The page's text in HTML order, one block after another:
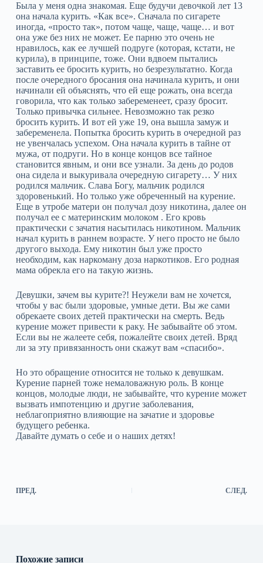
Была у меня одна знакомая. Еще будучи девочкой лет 13
она начала курить. «Как все». Сначала по сигарете
иногда, «просто так», потом чаще, чаще, чаще… и вот
она уже без них не может. Ее парню это очень не
нравилось, как ее лучшей подруге (которая, кстати, не
курила), в принципе, тоже. Они вдвоем пытались
заставить ее бросить курить, но безрезультатно. Когда
после очередного бросания она начинала курить, и они
начинали ей объяснять, что ей еще рожать, она всегда
говорила, что как только забеременеет, сразу бросит.
Только привычка сильнее. Невозможно так резко
бросить курить. И вот ей уже 19, она вышла замуж и
забеременела. Попытка бросить курить в очередной раз
не увенчалась успехом. Она начала курить в тайне от
мужа, от подруги. Но в конце концов все тайное
становится явным, и они все узнали. За день до родов
она сидела и выкуривала очередную сигарету… У них
родился мальчик. Слава Богу, мальчик родился
здоровенький. Но только уже обреченный на курение.
Еще в утробе матери он получал дозу никотина, далее он
получал ее с материнским молоком . Его кровь
практически с зачатия насытилась никотином. Мальчик
начал курить в раннем возрасте. У него просто не было
другого выхода. Ему никотин был уже просто
необходим, как наркоману доза наркотиков. Его родная
мама обрекла его на такую жизнь.
Девушки, зачем вы курите?! Неужели вам не хочется,
чтобы у вас были здоровые, умные дети. Вы же сами
обрекаете своих детей практически на смерть. Ведь
курение может привести к раку. Не забывайте об этом.
Если вы не жалеете себя, пожалейте своих детей. Вряд
ли за эту привязанность они скажут вам «спасибо».
Но это обращение относится не только к девушкам.
Курение парней тоже немаловажную роль. В конце
концов, молодые люди, не забывайте, что курение может
вызвать импотенцию и другие заболевания,
неблагоприятно влияющие на зачатие и здоровье
будущего ребенка.
Давайте думать о себе и о наших детях!
ПРЕД. СЛЕД.
Похожие записи